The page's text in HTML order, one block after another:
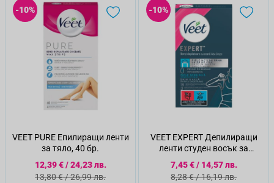
-10%
VEET PURE Епилиращи ленти
за тяло, 40 бр.
Специална цена
12,39 €/24,23 лв.
Стандартна цена
13,80 €/26,99 лв.
-10%
VEET EXPERT Депилиращи
ленти студен восък за
бикини линия и подмишници,
16 бр.
Специална цена
7,45 €/ 14,57 лв.
Стандартна цена
8,28 €/16,19 лв.